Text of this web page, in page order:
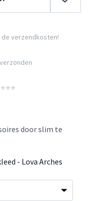
verzendkosten!
door slim te
- Lova Arches